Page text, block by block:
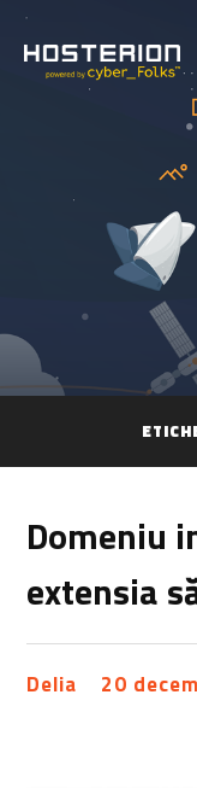
Domeniu
extensia
Delia 20